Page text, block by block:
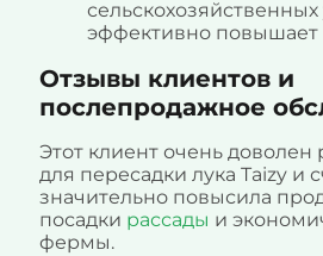
сельскохозяйственных
эффективно повышает
Отзывы клиентов и
послепродажное
Этот клиент очень
для пересадки лука Taizy и
значительно повысила
посадки рассады и
фермы.